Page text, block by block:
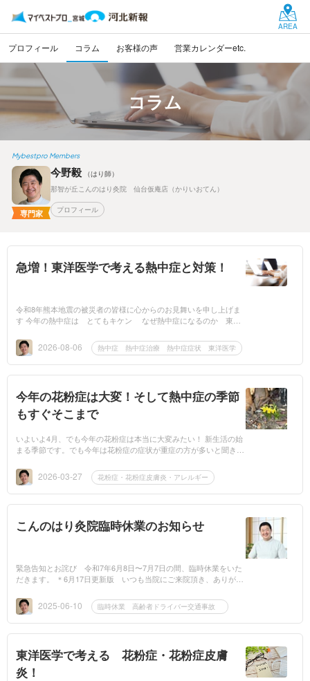
AREA
プロフィール コラム お客様の声 営業カレンダーetc.
コラム
Mybestpro Members
専門家
今野毅
（はり師）
那智が丘こんのはり灸院 仙台仮庵店（かりいおてん）
プロフィール
急増！東洋医学で考える熱中症と対策！
令和8年熊本地震の被災者の皆様に心からのお見舞いを申し上げま
す 今年の熱中症は とてもキケン なぜ熱中症になるのか 東洋
多くの人が熱...
2026-08-06 熱中症 熱中症治療 熱中症症状 東洋医学
今年の花粉症は大変！そして熱中症の季節
もすぐそこまで
いよいよ4月、でも今年の花粉症は本当に大変みたい！ 新生活の始
まる季節です。でも今年は花粉症の症状が重症の方が多いと聞きま
も(杉の写真...
2026-03-27 花粉症・花粉症皮膚炎・アレルギー
こんのはり灸院臨時休業のお知らせ
緊急告知とお詫び 令和7年6月8日〜7月7日の間、臨時休業をいた
だきます。 ＊6月17日更新版 いつも当院にご来院頂き、ありがと
き、心より御...
2025-06-10 臨時休業 高齢者ドライバー交通事故
東洋医学で考える 花粉症・花粉症皮膚
炎！